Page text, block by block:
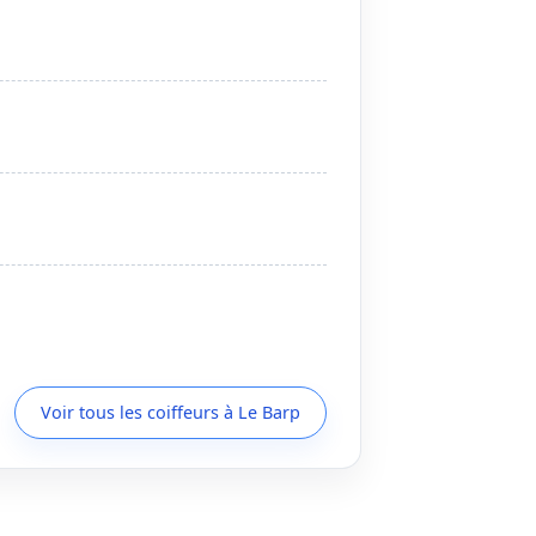
Voir tous les coiffeurs à Le Barp